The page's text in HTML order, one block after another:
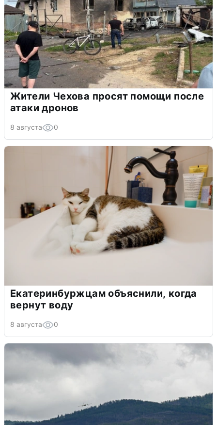
Жители Чехова просят помощи после
атаки дронов
8 августа 0
Екатеринбуржцам объяснили, когда
вернут воду
8 августа 0